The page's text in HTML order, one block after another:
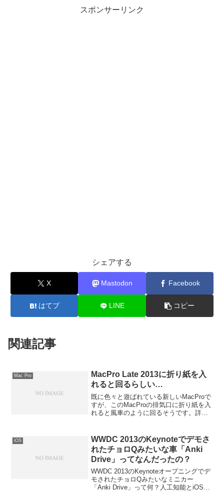
スポンサーリンク
シェアする
X Mastodon Facebook
はてブ LINE コピー
関連記事
Mac Pro
MacPro Late 2013に折り紙を入
れると回るらしい…
既に色々と遊ばれている新しいMacProで
すが、このMacProの排気口に折り紙を入
れると風車のように回るそうです。詳細
iOS
WWDC 2013のKeynoteでデモさ
れたチョロQみたいな車「Anki
Drive」ってなんだったの？
WWDC 2013のKeynoteオープニングでデ
モされたチョロQみたいなミニカー
「Anki Drive」って何？人工知能とiOSが